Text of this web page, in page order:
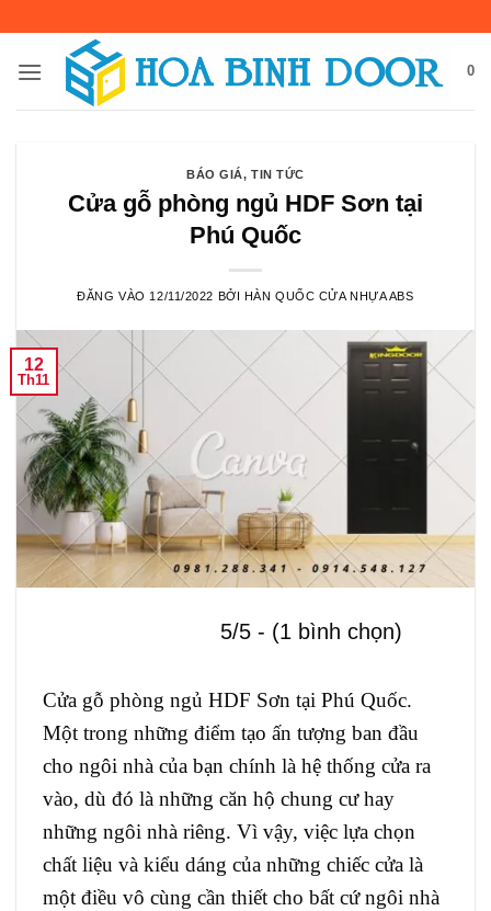
nội
0
BÁO GIÁ,TIN TỨC
Cửa gỗ phòng ngủ HDF Sơn tại
Phú Quốc
ĐĂNG VÀO 12/11/2022 BỞI HÀN QUỐC CỬA NHỰA ABS
12
Th11
5/5 - (1 bình chọn)
Cửa gỗ phòng ngủ HDF Sơn tại Phú Quốc.
Một trong những điểm tạo ấn tượng ban đầu
cho ngôi nhà của bạn chính là hệ thống cửa ra
vào, dù đó là những căn hộ chung cư hay
những ngôi nhà riêng. Vì vậy, việc lựa chọn
chất liệu và kiểu dáng của những chiếc cửa là
một điều vô cùng cần thiết cho bất cứ ngôi nhà